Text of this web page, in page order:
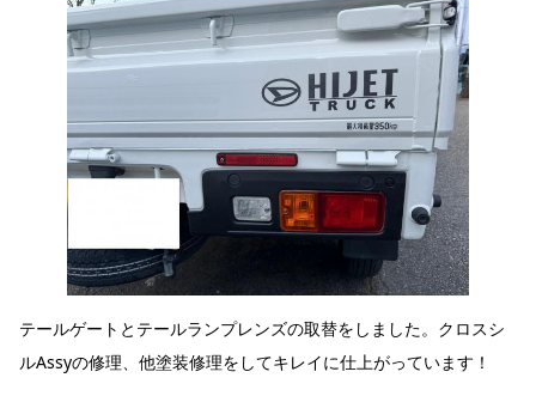
テールゲートとテールランプレンズの取替をしました。クロスシ
ルAssyの修理、他塗装修理をしてキレイに仕上がっています！